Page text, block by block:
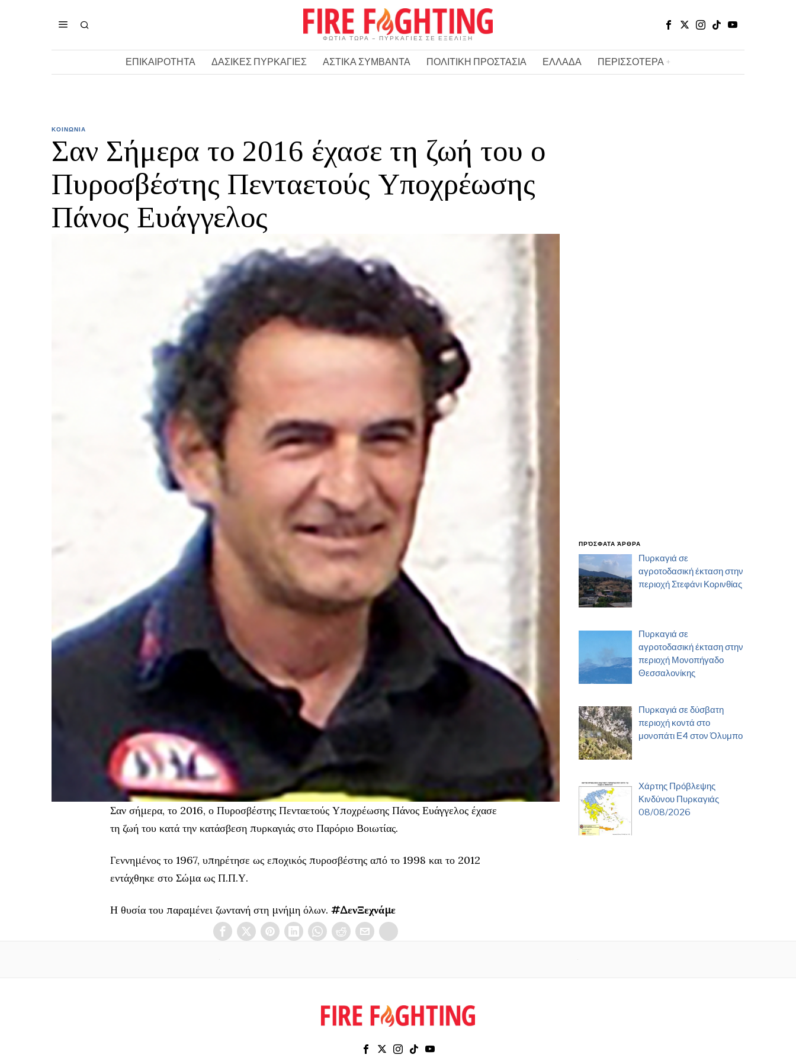
ΦΩΤΙΑ ΤΩΡΑ – ΠΥΡΚΑΓΙΕΣ ΣΕ ΕΞΕΛΙΞΗ
ΕΠΙΚΑΙΡΟΤΗΤΑ ΔΑΣΙΚΕΣ ΠΥΡΚΑΓΙΕΣ ΑΣΤΙΚΑ ΣΥΜΒΑΝΤΑ ΠΟΛΙΤΙΚΗ ΠΡΟΣΤΑΣΙΑ ΕΛΛΑΔΑ ΠΕΡΙΣΣΟΤΕΡΑ
ΚΟΙΝΩΝΙΑ
Σαν Σήμερα το 2016 έχασε τη ζωή του ο
Πυροσβέστης Πενταετούς Υποχρέωσης
Πάνος Ευάγγελος
Σαν σήμερα, το 2016, ο Πυροσβέστης Πενταετούς Υποχρέωσης Πάνος Ευάγγελος έχασε
τη ζωή του κατά την κατάσβεση πυρκαγιάς στο Παρόριο Βοιωτίας.
Γεννημένος το 1967, υπηρέτησε ως εποχικός πυροσβέστης από το 1998 και το 2012
εντάχθηκε στο Σώμα ως Π.Π.Υ.
Η θυσία του παραμένει ζωντανή στη μνήμη όλων. #ΔενΞεχνάμε
ΠΡΌΣΦΑΤΑ ΆΡΘΡΑ
Πυρκαγιά σε
αγροτοδασική έκταση στην
περιοχή Στεφάνι Κορινθίας
Πυρκαγιά σε
αγροτοδασική έκταση στην
περιοχή Μονοπήγαδο
Θεσσαλονίκης
Πυρκαγιά σε δύσβατη
περιοχή κοντά στο
μονοπάτι Ε4 στον Όλυμπο
Χάρτης Πρόβλεψης
Κινδύνου Πυρκαγιάς
08/08/2026